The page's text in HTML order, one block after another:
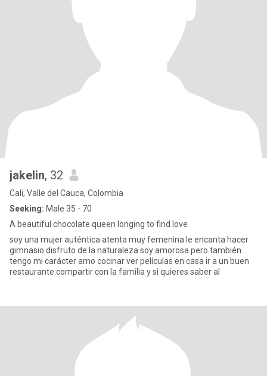
jakelin, 32
Cali, Valle del Cauca, Colombia
Seeking: Male 35 - 70
A beautiful chocolate queen longing to find love
soy una mujer auténtica atenta muy femenina le encanta hacer
gimnasio disfruto de la naturaleza soy amorosa pero también
tengo mi carácter amo cocinar ver películas en casa ir a un buen
restaurante compartir con la familia y si quieres saber al